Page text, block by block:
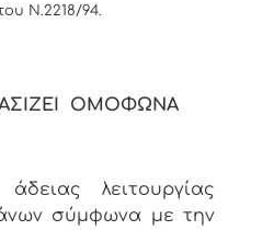
Ν.2218/94.
ΟΜΟΦΩΝΑ
λειτουργίας
σύμφωνα με την